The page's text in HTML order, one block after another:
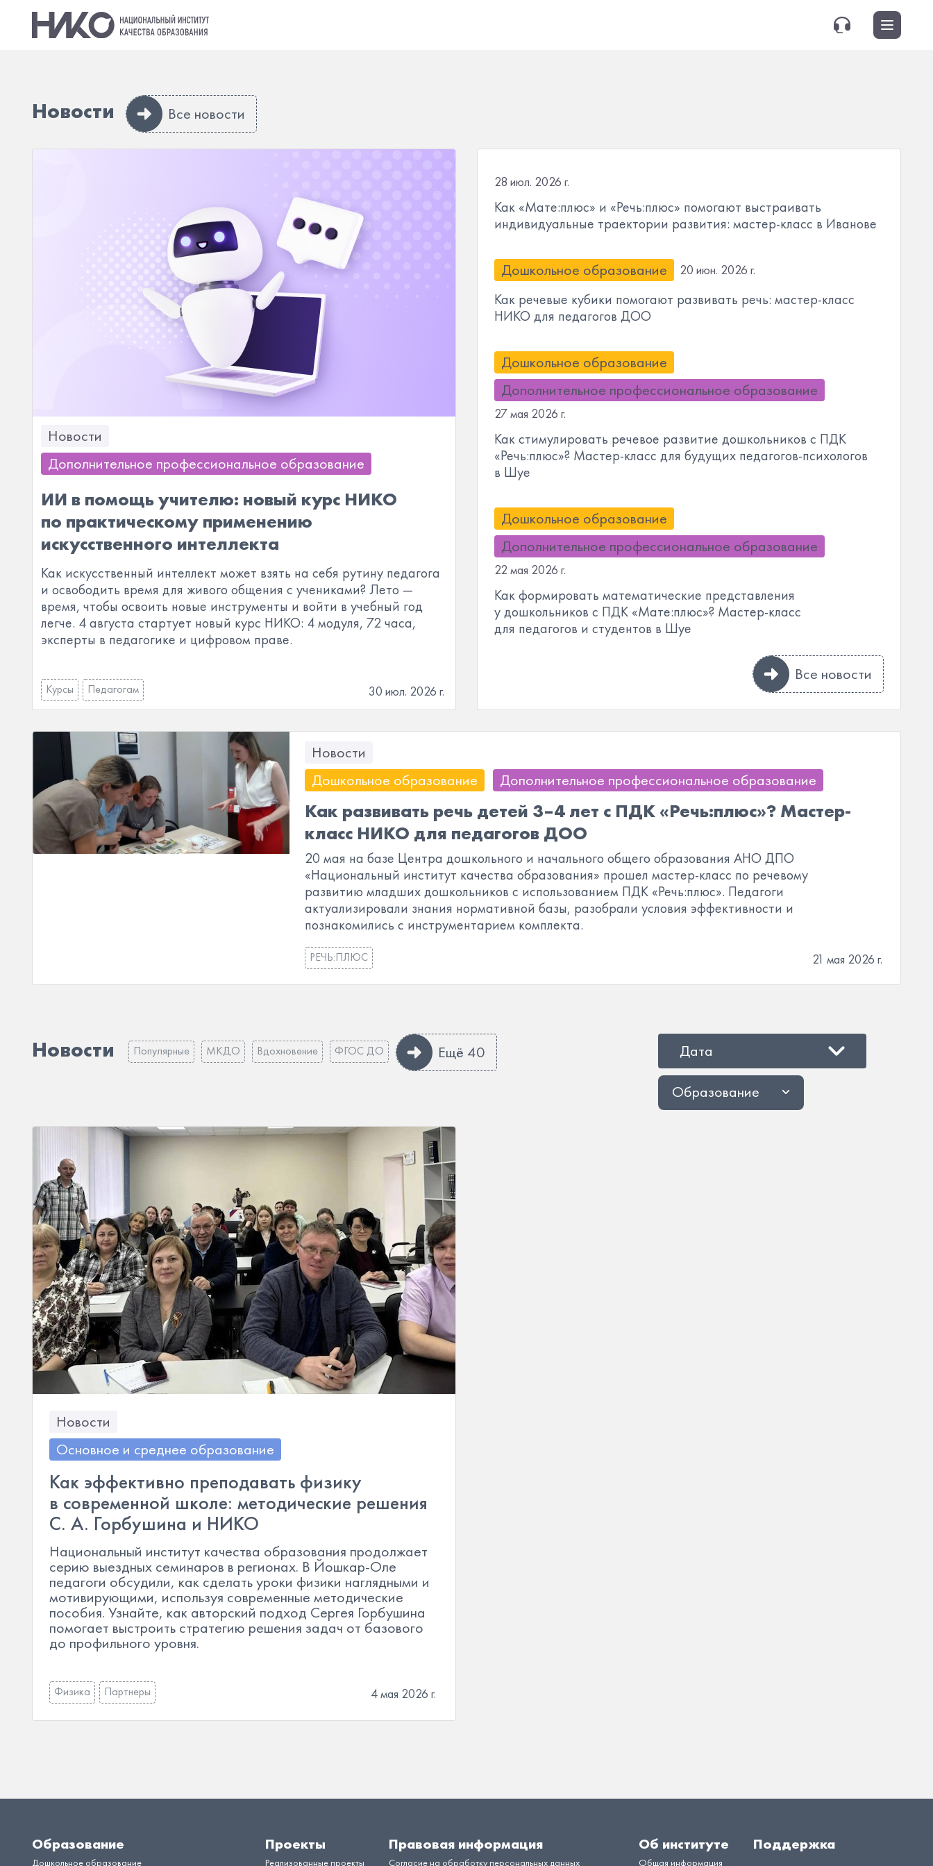
Новости Все новости
Новости
Дополнительное профессиональное образование
ИИ в помощь учителю: новый курс НИКО
по практическому применению
искусственного интеллекта
Как искусственный интеллект может взять на себя рутину педагога
и освободить время для живого общения с учениками? Лето —
время, чтобы освоить новые инструменты и войти в учебный год
легче. 4 августа стартует новый курс НИКО: 4 модуля, 72 часа,
эксперты в педагогике и цифровом праве.
Курсы Педагогам 30 июл. 2026 г.
28 июл. 2026 г.
Как «Мате:плюс» и «Речь:плюс» помогают выстраивать
индивидуальные траектории развития: мастер-класс в Иванове
Дошкольное образование 20 июн. 2026 г.
Как речевые кубики помогают развивать речь: мастер-класс
НИКО для педагогов ДОО
Дошкольное образование
Дополнительное профессиональное образование
27 мая 2026 г.
Как стимулировать речевое развитие дошкольников с ПДК
«Речь:плюс»? Мастер-класс для будущих педагогов-психологов
в Шуе
Дошкольное образование
Дополнительное профессиональное образование
22 мая 2026 г.
Как формировать математические представления
у дошкольников с ПДК «Мате:плюс»? Мастер-класс
для педагогов и студентов в Шуе
Все новости
Новости
Дошкольное образование
Дополнительное профессиональное образование
Как развивать речь детей 3–4 лет с ПДК «Речь:плюс»? Мастер-
класс НИКО для педагогов ДОО
20 мая на базе Центра дошкольного и начального общего образования АНО ДПО
«Национальный институт качества образования» прошел мастер-класс по речевому
развитию младших дошкольников с использованием ПДК «Речь:плюс». Педагоги
актуализировали знания нормативной базы, разобрали условия эффективности и
познакомились с инструментарием комплекта.
РЕЧЬ:ПЛЮС 21 мая 2026 г.
Новости Популярные МКДО Вдохновение ФГОС ДО Ещё 40 Дата
Образование
Новости
Основное и среднее образование
Как эффективно преподавать физику
в современной школе: методические решения
С. А. Горбушина и НИКО
Национальный институт качества образования продолжает
серию выездных семинаров в регионах. В Йошкар-Оле
педагоги обсудили, как сделать уроки физики наглядными и
мотивирующими, используя современные методические
пособия. Узнайте, как авторский подход Сергея Горбушина
помогает выстроить стратегию решения задач от базового
до профильного уровня.
Физика Партнеры 4 мая 2026 г.
Образование
Дошкольное образование
Проекты
Реализованные проекты
Правовая информация
Согласие на обработку персональных данных
Об институте
Общая информация
Поддержка